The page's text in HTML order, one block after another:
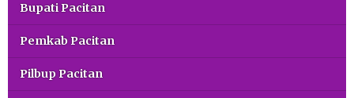
Bupati Pacitan
Pemkab Pacitan
Pilbup Pacitan